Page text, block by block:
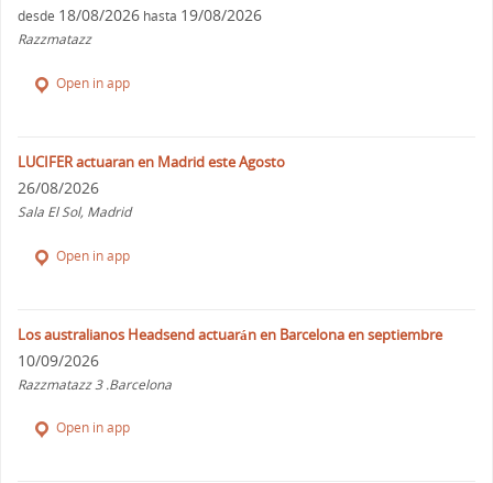
desde 18/08/2026 hasta 19/08/2026
Razzmatazz
Open in app
LUCIFER actuaran en Madrid este Agosto
26/08/2026
Sala El Sol, Madrid
Open in app
Los australianos Headsend actuarán en Barcelona en septiembre
10/09/2026
Razzmatazz 3 .Barcelona
Open in app